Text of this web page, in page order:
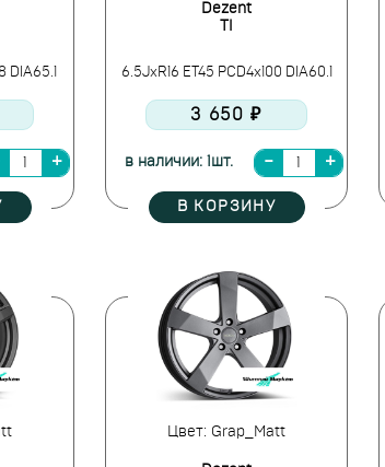
DIA65.1
Dezent
6.5JxR16 ET45 PCD4x100 DIA60.1
3 650 ₽
в наличии: 1шт.
В КОРЗИНУ
Цвет: Grap_Matt